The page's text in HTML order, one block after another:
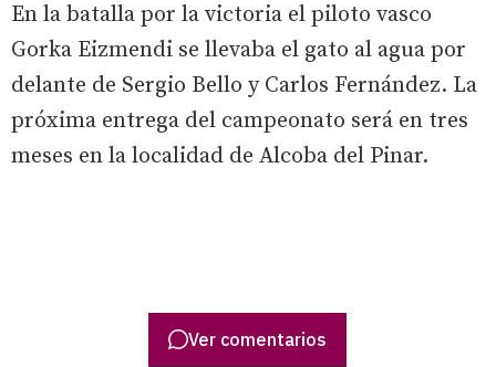
En la batalla por la victoria el piloto vasco
Gorka Eizmendi se llevaba el gato al agua por
delante de Sergio Bello y Carlos Fernández. La
próxima entrega del campeonato será en tres
meses en la localidad de Alcoba del Pinar.
Ver comentarios